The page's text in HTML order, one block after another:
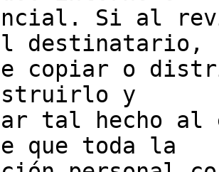
Si al
destinatario,
copiar o
y
tal hecho al
que toda la